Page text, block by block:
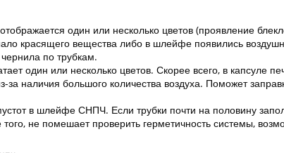
один или несколько цветов (проявление
красящего вещества либо в шлейфе появились
по трубкам.
один или несколько цветов. Скорее всего, в капсуле
за наличия большого количества воздуха. Поможет
в шлейфе СНПЧ. Если трубки почти на половину
не помешает проверить герметичность системы,